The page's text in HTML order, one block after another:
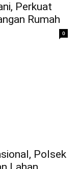
Perkuat
Rumah
0
Polsek